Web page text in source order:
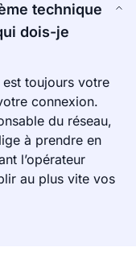
technique
dois-je
est toujours votre
connexion.
du réseau,
à prendre en
l’opérateur
au plus vite vos